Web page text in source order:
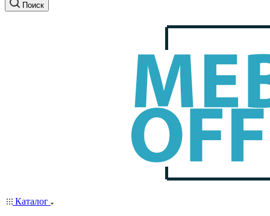
Поиск
Каталог